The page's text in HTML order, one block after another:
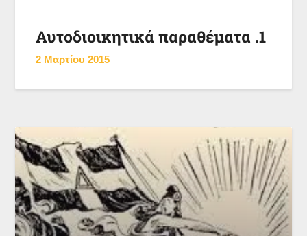
Αυτοδιοικητικά παραθέματα .1
2 Μαρτίου 2015